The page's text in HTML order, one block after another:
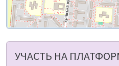
УЧАСТЬ НА